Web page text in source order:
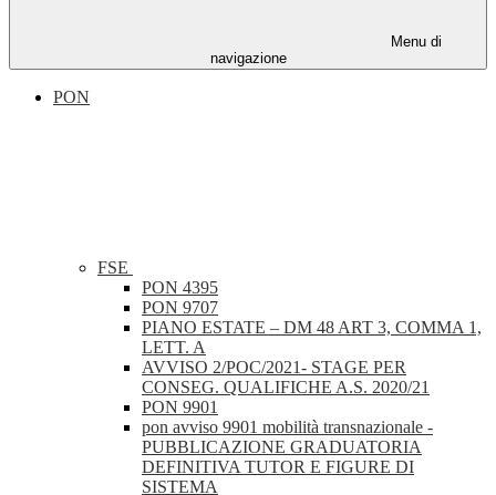
Menu di
navigazione
PON
FSE
PON 4395
PON 9707
PIANO ESTATE – DM 48 ART 3, COMMA 1,
LETT. A
AVVISO 2/POC/2021- STAGE PER
CONSEG. QUALIFICHE A.S. 2020/21
PON 9901
pon avviso 9901 mobilità transnazionale -
PUBBLICAZIONE GRADUATORIA
DEFINITIVA TUTOR E FIGURE DI
SISTEMA